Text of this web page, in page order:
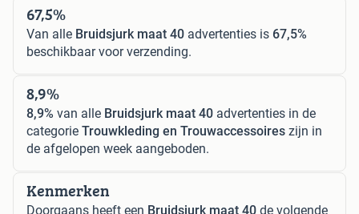
67,5%
Van alle Bruidsjurk maat 40 advertenties is 67,5%
beschikbaar voor verzending.
8,9%
8,9% van alle Bruidsjurk maat 40 advertenties in de
categorie Trouwkleding en Trouwaccessoires zijn in
de afgelopen week aangeboden.
Kenmerken
Doorgaans heeft een Bruidsjurk maat 40 de volgende